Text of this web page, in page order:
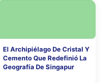
El Archipiélago De Cristal Y
Cemento Que Redefinió La
Geografía De Singapur